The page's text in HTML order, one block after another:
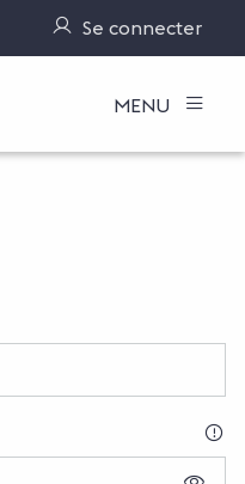
Gérer ses notifications
Se connecter
MENU